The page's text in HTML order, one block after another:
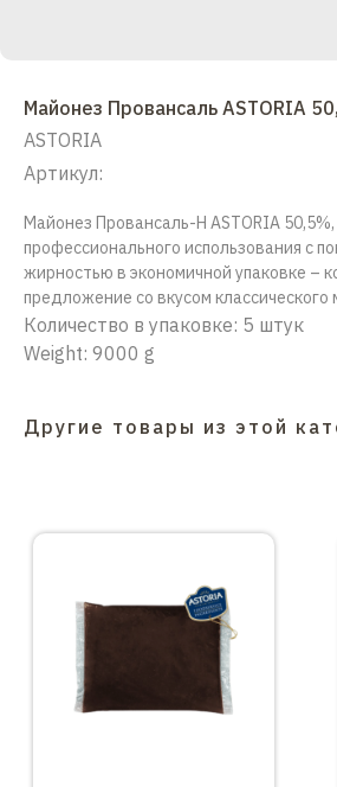
Майонез Провансаль ASTORIA
ASTORIA
Артикул:
Майонез Провансаль-Н ASTORIA
профессионального использования с
жирностью в экономичной упаковке –
предложение со вкусом классического
Количество в упаковке: 5 штук
Weight: 9000 g
Другие товары из этой